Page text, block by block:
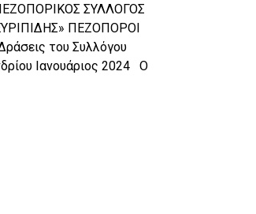
ΣΥΛΛΟΓΟΣ
ΠΕΖΟΠΟΡΟΙ
του Συλλόγου
Ιανουάριος 2024 Ο